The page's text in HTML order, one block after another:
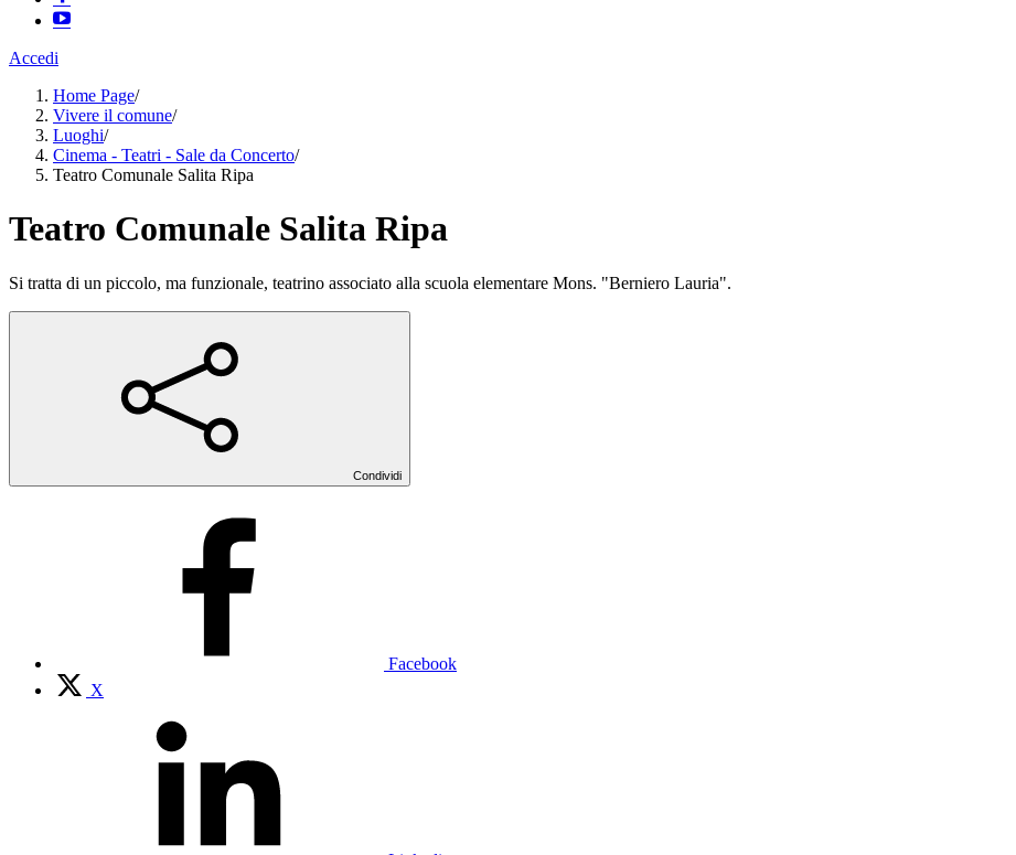
Accedi
Home Page/
Vivere il comune/
Luoghi/
Cinema - Teatri - Sale da Concerto/
Teatro Comunale Salita Ripa
Teatro Comunale Salita Ripa
Si tratta di un piccolo, ma funzionale, teatrino associato alla scuola elementare Mons. "Berniero Lauria".
Condividi
Facebook
X